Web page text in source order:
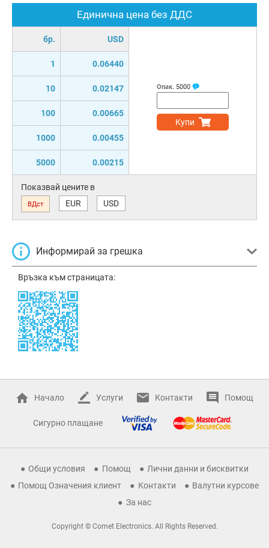
Единична цена без ДДС
бр. USD
1 0.06440
10 0.02147
100 0.00665
1000 0.00455
5000 0.00215
Опак. 5000
Купи
Показвай цените в
ВДст EUR USD
Информирай за грешка
Връзка към страницата:
Начало Услуги Контакти Помощ
Сигурно плащане
Общи условия Помощ
Лични данни и бисквитки
Помощ Означения клиент
Контакти
Валутни курсове
За нас
Copyright © Comet Electronics. All Rights Reserved.